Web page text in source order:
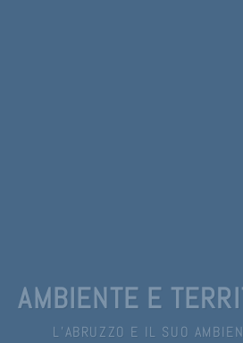
AMBIENTE E
L’ABRUZZO E IL SUO